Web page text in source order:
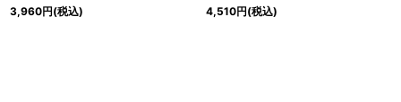
3,960円(税込)
4,510円(税込)